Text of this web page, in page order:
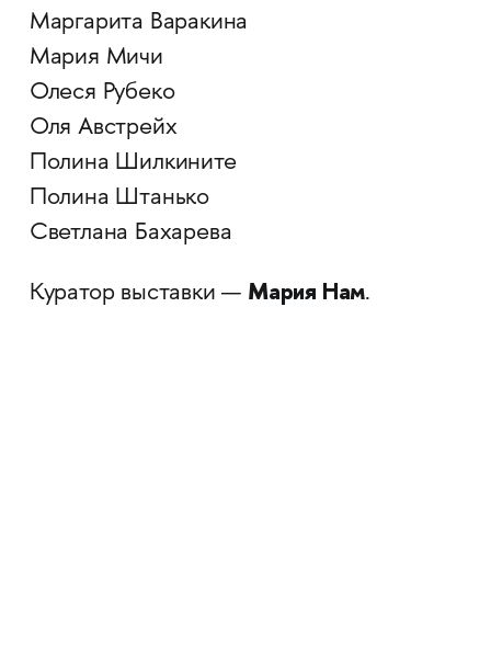
Маргарита Варакина
Мария Мичи
Олеся Рубеко
Оля Австрейх
Полина Шилкините
Полина Штанько
Светлана Бахарева
Куратор выставки — Мария Нам.